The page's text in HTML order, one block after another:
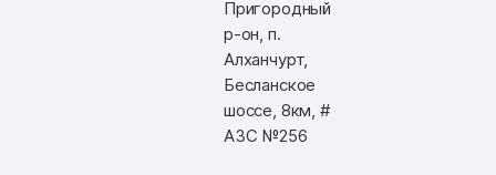
Пригородный
р-он, п.
Алханчурт,
Бесланское
шоссе, 8км, #
АЗС №256